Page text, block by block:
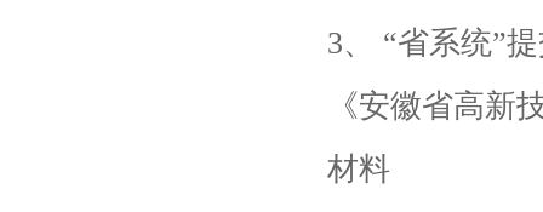
3、 “省系统”
《安徽省高新
材料